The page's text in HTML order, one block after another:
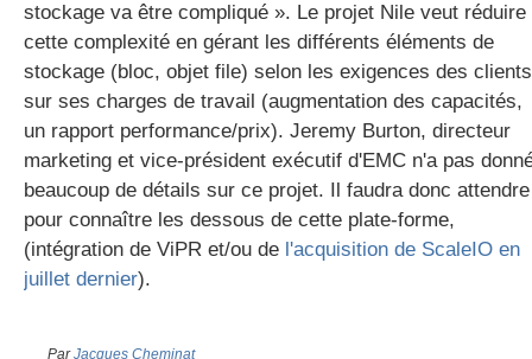
stockage va être compliqué ». Le projet Nile veut réduire
cette complexité en gérant les différents éléments de
stockage (bloc, objet file) selon les exigences des clients
sur ses charges de travail (augmentation des capacités,
un rapport performance/prix). Jeremy Burton, directeur
marketing et vice-président exécutif d'EMC n'a pas
beaucoup de détails sur ce projet. Il faudra donc attendre
pour connaître les dessous de cette plate-forme,
(intégration de ViPR et/ou de l'acquisition de ScaleIO en
juillet dernier).
ParJacques Cheminat